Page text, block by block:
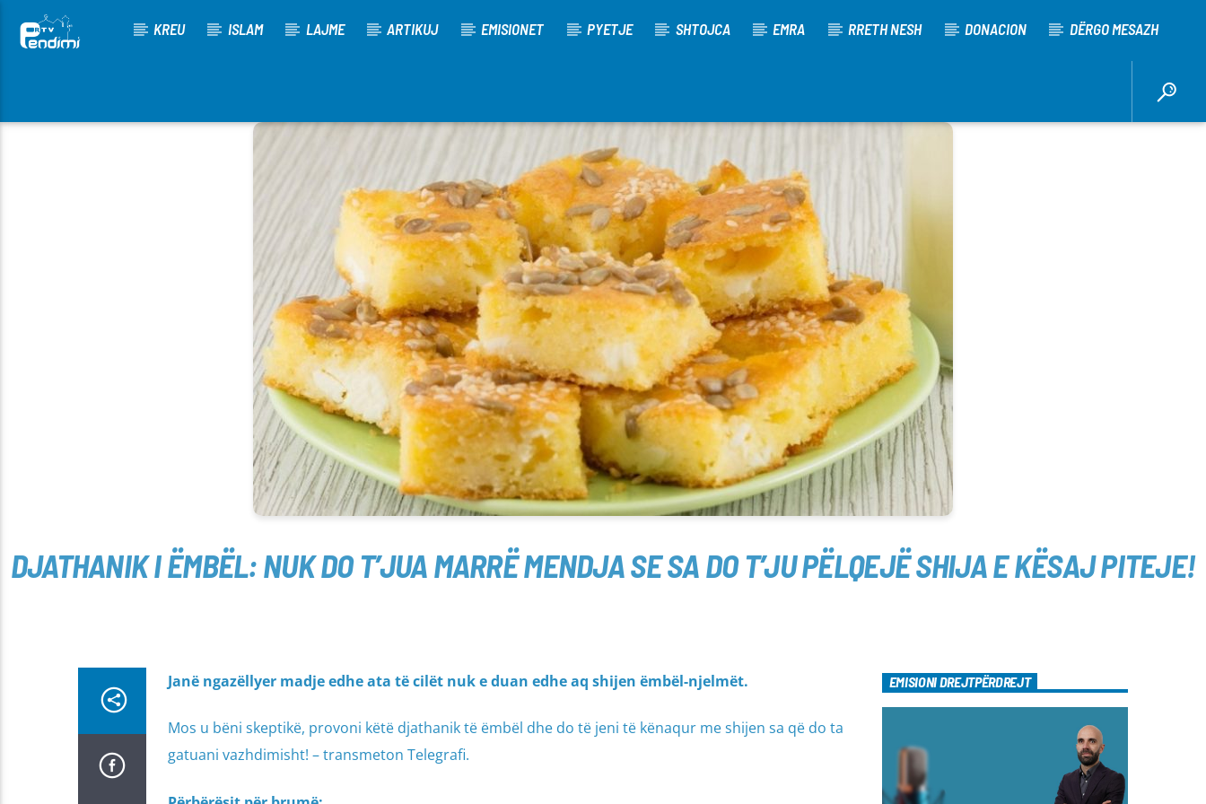
KREU ISLAM LAJME ARTIKUJ EMISIONET PYETJE SHTOJCA EMRA RRETH NESH DONACION DËRGO MESAZH
[There are no radio stations in the database]
DJATHANIK I ËMBËL: NUK DO T’JUA MARRË MENDJA SE SA DO T’JU PËLQEJË SHIJA E KËSAJ PITEJE!
Janë ngazëllyer madje edhe ata të cilët nuk e duan edhe aq shijen ëmbël-njelmët.
Mos u bëni skeptikë, provoni këtë djathanik të ëmbël dhe do të jeni të kënaqur me shijen sa që do ta
gatuani vazhdimisht! – transmeton Telegrafi.
EMISIONI DREJTPËRDREJT